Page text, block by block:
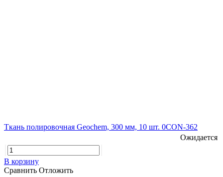
Ткань полировочная Geochem, 300 мм, 10 шт. 0CON-362
Ожидается
В корзину
Сравнить Отложить